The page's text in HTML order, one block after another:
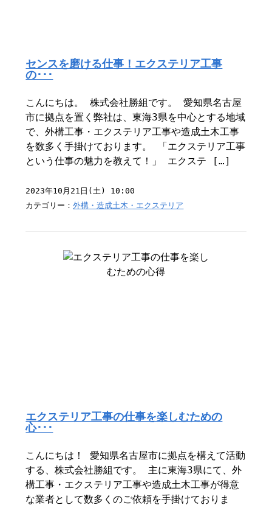
センスを磨ける仕事！エクステリア工事
の･･･
こんにちは。 株式会社勝組です。 愛知県名古屋
市に拠点を置く弊社は、東海3県を中心とする地域
で、外構工事・エクステリア工事や造成土木工事
を数多く手掛けております。 「エクステリア工事
という仕事の魅力を教えて！」 エクステ […]
2023年10月21日(土) 10:00
カテゴリー：外構・造成土木・エクステリア
エクステリア工事の仕事を楽しむための
心･･･
こんにちは！ 愛知県名古屋市に拠点を構えて活動
する、株式会社勝組です。 主に東海3県にて、外
構工事・エクステリア工事や造成土木工事が得意
な業者として数多くのご依頼を手掛けておりま